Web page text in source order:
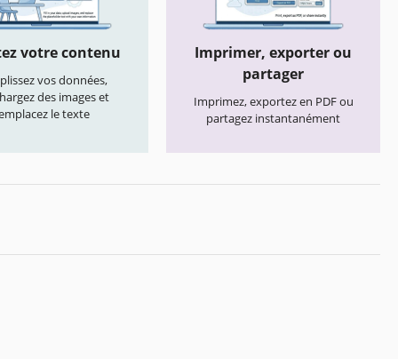
votre contenu
vos données,
des images et
le texte
Imprimer, exporter ou
partager
Imprimez, exportez en PDF ou
partagez instantanément